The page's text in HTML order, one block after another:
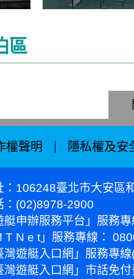
區
權聲明 隱私權及安
：106248臺北市大安區
：(02)8978-2900
艇申辦服務平台」服務
T N e t」服務專線：
灣遊艇入口網」服務專
灣遊艇入口網」市話免